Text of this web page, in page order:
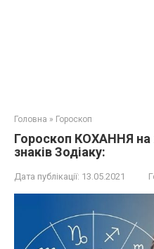
Головна » Гороскоп
Гороскоп КОХАННЯ на
знаків Зодіаку:
Дата публікації: 13.05.2021